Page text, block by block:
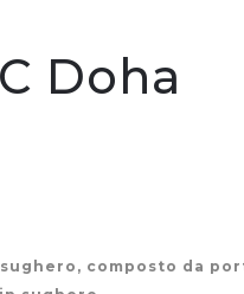
Doha
composto da